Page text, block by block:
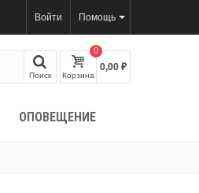
Помощь
Войти
Поиск Корзина
0
0,00 ₽
ОПОВЕЩЕНИЕ